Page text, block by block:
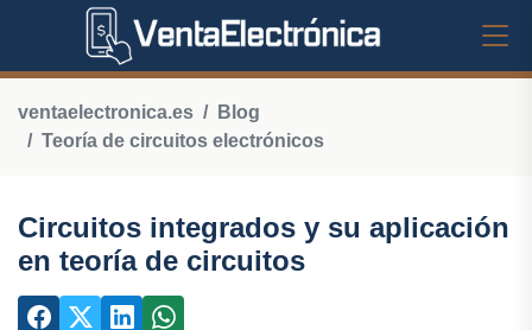
ventaelectronica.es
Blog
Teoría de circuitos electrónicos
Circuitos integrados y su aplicación
en teoría de circuitos